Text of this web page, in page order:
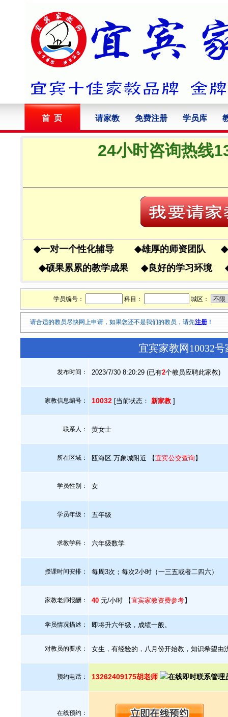
首 页 请家教 免费注册 学员库
24小时咨询热线
◆一对一个性化辅导 ◆雄厚的师资团队 ◆
◆硕果累累的教学成果 ◆良好的学习环境
学员编号： 科目： 城区：
请合适的教员尽快网上申请，如果您还不是我们的教员，请先注册 ！
宜宾家教网10032
发布时间： 2023/7/30 8:20:29 (已有2个教员应聘此家教)
家教信息编号： 10032 [当前状态： 新家教 ]
联系人： 黄女士
所在区域： 瓯海区.万象城附近 【宜宾公交查询 】
学员性别： 女
学员年级： 五年级
求教学科： 六年级数学
授课时间安排： 每周3次；每次2小时（一三五或者二四六）
家教老师报酬： 40 元/小时 【宜宾家教资费参考】
学员情况描述： 即将升六年级，成绩一般。
对教员的要求： 女生，有经验的，八月份开始教，知识希望由
预约电话： 13262409175胡老师
在线预约：